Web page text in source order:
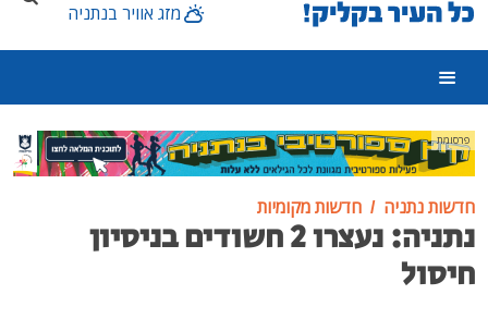
מזג אוויר בנתניה
פרסומת
חדשות נתניה חדשות מקומיות
נתניה: נעצרו 2 חשודים בניסיון
חיסול